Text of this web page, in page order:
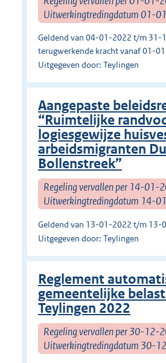
Uitwerkingtredingdatum 01-
Geldend van 04-01-2022 t/m 31-
terugwerkende kracht vanaf 01-
Uitgegeven door: Teylingen
Aangepaste
“Ruimtelijke
logiesgewijze
arbeidsmigranten
Bollenstreek”
Regeling vervallen per 14-01-
Uitwerkingtredingdatum 14-
Geldend van 13-01-2022 t/m 13-
Uitgegeven door: Teylingen
Reglement
gemeentelijke
Teylingen 2022
Regeling vervallen per 30-12-
Uitwerkingtredingdatum 30-